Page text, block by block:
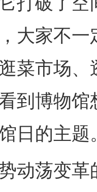
大家不
菜市场
到博物
日的主题
荡变革